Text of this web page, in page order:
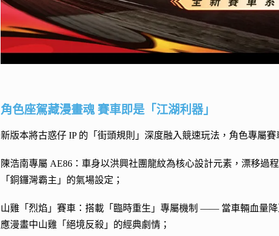
角色座駕藏漫畫魂 賽車即是「江湖利器」
新版本將古惑仔 IP 的「街頭規則」深度融入競速玩法，角色專屬賽
陳浩南專屬 AE86：車身以洪興社團龍紋為核心設計元素，漂移過
「銅鑼灣霸主」的氣場設定；
山雞「烈焰」賽車：搭載「臨時重生」專屬機制 —— 當車輛血量
應漫畫中山雞「絕境反殺」的經典劇情；​